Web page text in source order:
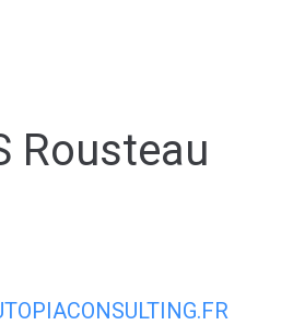
Rousteau